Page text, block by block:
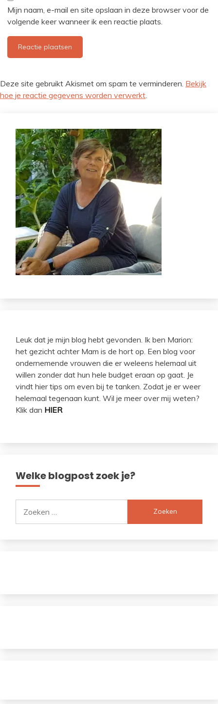
Mijn naam, e-mail en site opslaan in deze browser voor de
volgende keer wanneer ik een reactie plaats.
Deze site gebruikt Akismet om spam te verminderen. Bekijk
hoe je reactie gegevens worden verwerkt
Leuk dat je mijn blog hebt gevonden. Ik ben Marion:
het gezicht achter Mam is de hort op. Een blog voor
ondernemende vrouwen die er weleens helemaal uit
willen zonder dat hun hele budget eraan op gaat. Je
vindt hier tips om even bij te tanken. Zodat je er weer
helemaal tegenaan kunt. Wil je meer over mij weten?
Klik dan HIER
Welke blogpost zoek je?
naar: